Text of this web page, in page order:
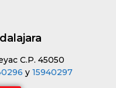
C.P. 45050
y 15940297